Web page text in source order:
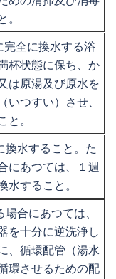
。
完全に換水する浴
杯状態に保ち、か
は原湯及び原水を
つすい）させ、
と。
換水すること。た
にあつては、１週
水すること。
合にあつては、
を十分に逆洗浄し
、循環配管（湯水
環させるための配